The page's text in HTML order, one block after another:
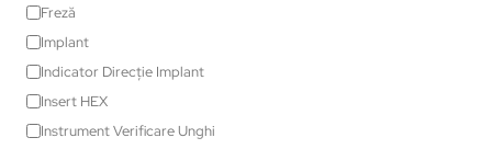
Freză
Implant
Indicator Direcție Implant
Insert HEX
Instrument Verificare Unghi